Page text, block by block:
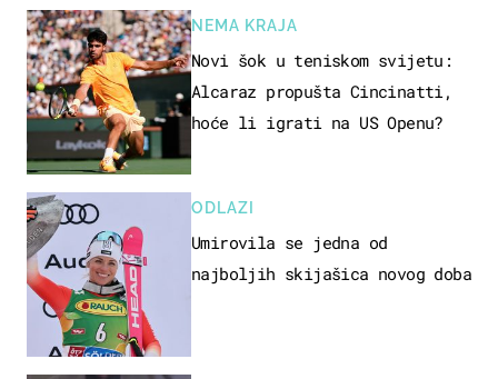
NEMA KRAJA
Novi šok u teniskom svijetu:
Alcaraz propušta Cincinatti,
hoće li igrati na US Openu?
ODLAZI
Umirovila se jedna od
najboljih skijašica novog doba